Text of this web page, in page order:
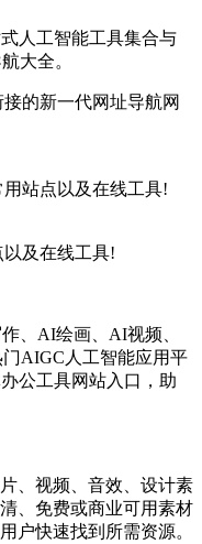
人工智能工具集合与
大全。
的新一代网址导航网
站点以及在线工具!
及在线工具!
、AI绘画、AI视频、
AIGC人工智能应用平
公工具网站入口，助
、视频、音效、设计素
、免费或商业可用素材
户快速找到所需资源。